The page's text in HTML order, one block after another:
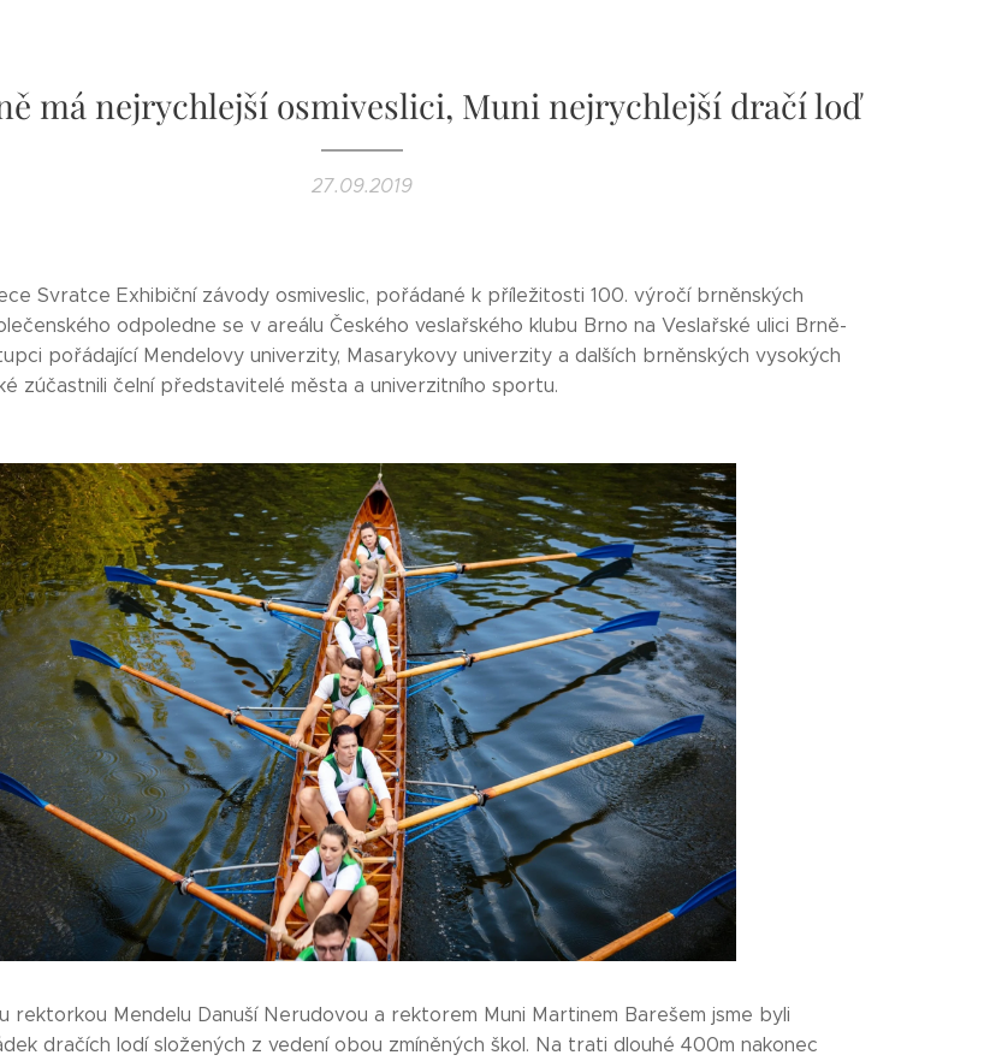
má nejrychlejší osmiveslici, Muni nejrychlejší dračí loď
27.09.2019
Svratce Exhibiční závody osmiveslic, pořádané k příležitosti 100. výročí brněnských
odpoledne se v areálu Českého veslařského klubu Brno na Veslařské ulici Brně-
pořádající Mendelovy univerzity, Masarykovy univerzity a dalších brněnských vysokých
zúčastnili čelní představitelé města a univerzitního sportu.
rektorkou Mendelu Danuší Nerudovou a rektorem Muni Martinem Barešem jsme byli
dračích lodí složených z vedení obou zmíněných škol. Na trati dlouhé 400m nakonec